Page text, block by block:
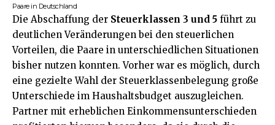
Paare in Deutschland
Die Abschaffung der Steuerklassen 3 und 5 führt zu
deutlichen Veränderungen bei den steuerlichen
Vorteilen, die Paare in unterschiedlichen Situationen
bisher nutzen konnten. Vorher war es möglich, durch
eine gezielte Wahl der Steuerklassenbelegung große
Unterschiede im Haushaltsbudget auszugleichen.
Partner mit erheblichen Einkommensunterschieden